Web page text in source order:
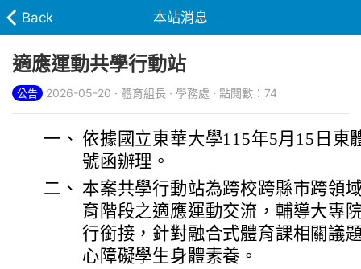
Back 本站消息
適應運動共學行動站
公告 2026-05-20 · 體育組長 · 學務處 · 點閱數：74
一、 依據國立東華大學115年5月15日東
號函辦理。
二、 本案共學行動站為跨校跨縣市跨領
育階段之適應運動交流，輔導大專
行銜接，針對融合式體育課相關議
心障礙學生身體素養。